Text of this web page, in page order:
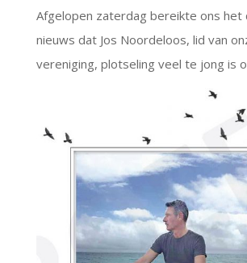
Afgelopen zaterdag bereikte ons het
nieuws dat Jos Noordeloos, lid van
vereniging, plotseling veel te jong is